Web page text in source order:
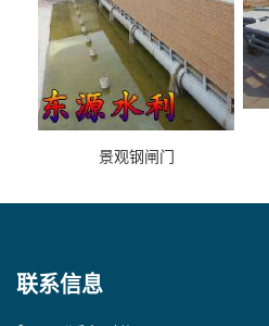
景观钢闸门
联系信息